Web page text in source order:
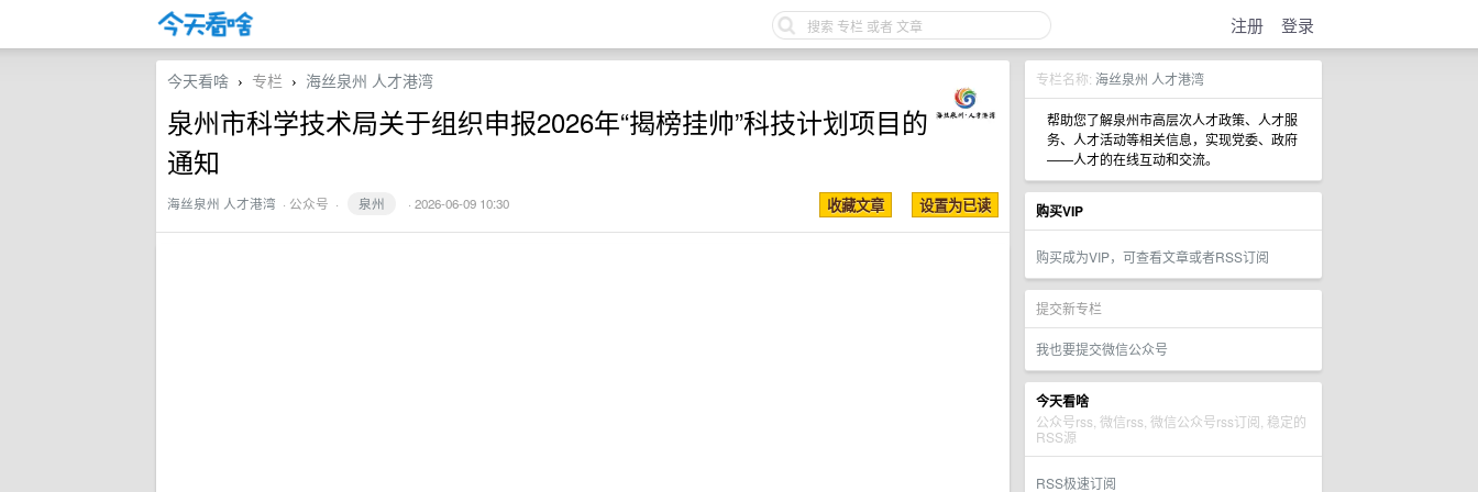
注册 登录
专栏名称: 海丝泉州 人才港湾
帮助您了解泉州市高层次人才政策、人才服
务、人才活动等相关信息，实现党委、政府
——人才的在线互动和交流。
购买VIP
购买成为VIP，可查看文章或者RSS订阅
提交新专栏
我也要提交微信公众号
今天看啥
公众号rss, 微信rss, 微信公众号rss订阅, 稳定的
RSS源
RSS极速订阅
今天看啥 › 专栏 › 海丝泉州 人才港湾
泉州市科学技术局关于组织申报2026年“揭榜挂帅”科技计划项目的
通知
海丝泉州 人才港湾 · 公众号 · 泉州 · 2026-06-09 10:30